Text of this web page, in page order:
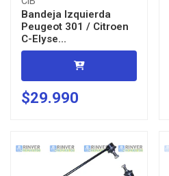
Bandeja Izquierda
Peugeot 301 / Citroen
C-Elyse...
$29.990